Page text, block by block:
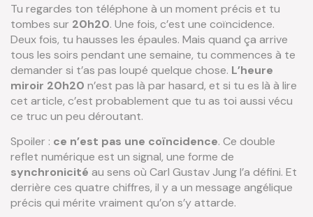
Tu regardes ton téléphone à un moment précis et tu
tombes sur 20h20. Une fois, c’est une coïncidence.
Deux fois, tu hausses les épaules. Mais quand ça arrive
tous les soirs pendant une semaine, tu commences à te
demander si t’as pas loupé quelque chose. L’heure
miroir 20h20 n’est pas là par hasard, et si tu es là à lire
cet article, c’est probablement que tu as toi aussi vécu
ce truc un peu déroutant.
Spoiler : ce n’est pas une coïncidence. Ce double
reflet numérique est un signal, une forme de
synchronicité au sens où Carl Gustav Jung l’a défini. Et
derrière ces quatre chiffres, il y a un message angélique
précis qui mérite vraiment qu’on s’y attarde.